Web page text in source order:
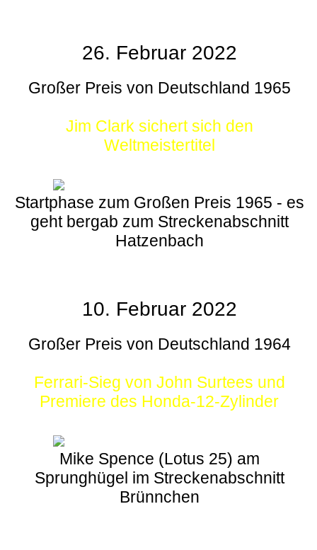
26. Februar 2022
Großer Preis von Deutschland 1965
Jim Clark sichert sich den
Weltmeistertitel
Startphase zum Großen Preis 1965 - es
geht bergab zum Streckenabschnitt
Hatzenbach
10. Februar 2022
Großer Preis von Deutschland 1964
Ferrari-Sieg von John Surtees und
Premiere des Honda-12-Zylinder
Mike Spence (Lotus 25) am
Sprunghügel im Streckenabschnitt
Brünnchen